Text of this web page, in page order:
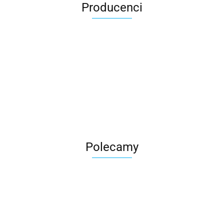
Producenci
Polecamy